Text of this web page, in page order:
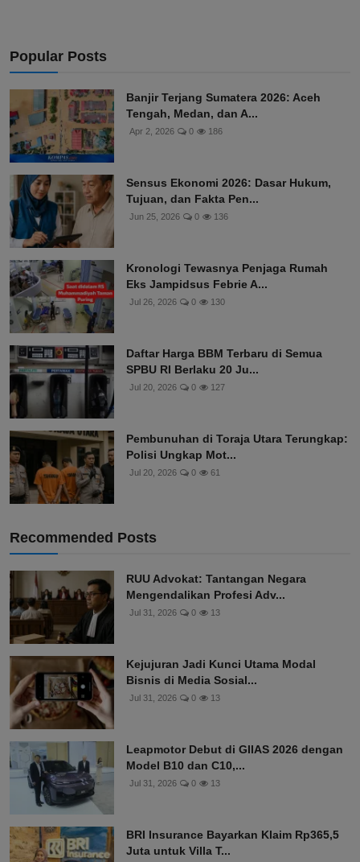
Popular Posts
Banjir Terjang Sumatera 2026: Aceh
Tengah, Medan, dan A...
Apr 2, 2026 0 186
Sensus Ekonomi 2026: Dasar Hukum,
Tujuan, dan Fakta Pen...
Jun 25, 2026 0 136
Kronologi Tewasnya Penjaga Rumah
Eks Jampidsus Febrie A...
Jul 26, 2026 0 130
Daftar Harga BBM Terbaru di Semua
SPBU RI Berlaku 20 Ju...
Jul 20, 2026 0 127
Pembunuhan di Toraja Utara Terungkap:
Polisi Ungkap Mot...
Jul 20, 2026 0 61
Recommended Posts
RUU Advokat: Tantangan Negara
Mengendalikan Profesi Adv...
Jul 31, 2026 0 13
Kejujuran Jadi Kunci Utama Modal
Bisnis di Media Sosial...
Jul 31, 2026 0 13
Leapmotor Debut di GIIAS 2026 dengan
Model B10 dan C10,...
Jul 31, 2026 0 13
BRI Insurance Bayarkan Klaim Rp365,5
Juta untuk Villa T...